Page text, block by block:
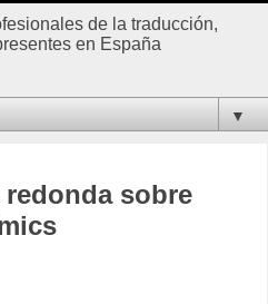
de la traducción,
en España
▼
sobre